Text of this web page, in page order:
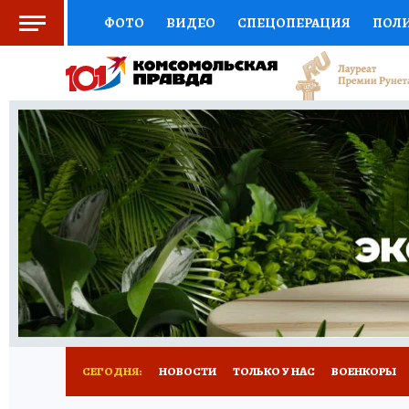
ФОТО ВИДЕО СПЕЦОПЕРАЦИЯ
СОЦПОДДЕРЖКА НАУКА СПОРТ
ВЫБОР ЭКСПЕРТОВ ДОКТОР
КНИЖНАЯ ПОЛКА ПРОГНОЗЫ НА СПОРТ
ПРЕСС-ЦЕНТР НЕДВИЖИМОСТЬ
РАДИО КП РЕКЛАМА ТЕСТЫ НОВОЕ
СЕГОДНЯ: НОВОСТИ ТОЛЬКО У НАС ВОЕНКОРЫ